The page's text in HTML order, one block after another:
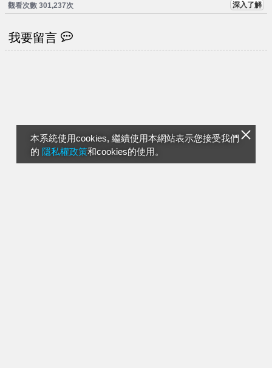
本系統使用cookies, 繼續使用本網站表示您接受我們
的 隱私權政策和cookies的使用。
觀看次數 301,237次 深入了解
我要留言